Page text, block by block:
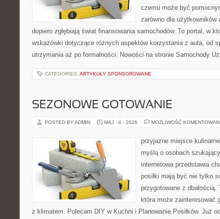
czemu może być
zarówno dla
dopiero zgłębiają świat finansowania samochodów. To portal, w
wskazówki dotyczące różnych aspektów korzystania z auta, od
utrzymania aż po formalności. Nowości na stronie Samochody
CATEGORIES: ARTYKUŁY SPONSOROWANE
SEZONOWE GOTOWANIE
POSTED BY ADMIN MAJ - 4 - 2026 MOŻLIWOŚĆ
przyjazne miejsce
myślą o osobach
internetowa przedstawia
posiłki mają być nie tylko
przygotowane z
która może zainteresować
z klimatem. Polecam DIY w Kuchni i Planowanie Posiłków. Już